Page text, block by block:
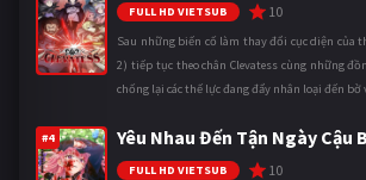
FULL HD VIETSUB 10
Sau những biến cố làm thay đổi cục diện của
2) tiếp tục theo chân Clevatess cùng những
chống lại các thế lực đang đẩy nhân loại đến bờ
#4 Yêu Nhau Đến Tận Ngày Cậu
FULL HD VIETSUB 10